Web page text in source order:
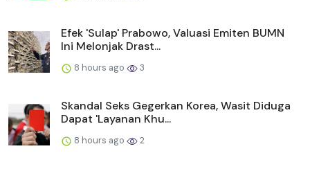
Efek 'Sulap' Prabowo, Valuasi Emiten BUMN
Ini Melonjak Drast...
8 hours ago 3
Skandal Seks Gegerkan Korea, Wasit Diduga
Dapat 'Layanan Khu...
8 hours ago 2